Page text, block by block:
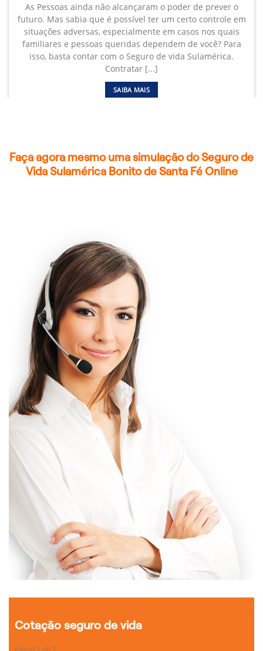
As Pessoas ainda não alcançaram o poder de prever o
futuro. Mas sabia que é possível ter um certo controle em
situações adversas, especialmente em casos nos quais
familiares e pessoas queridas dependem de você? Para
isso, basta contar com o Seguro de vida Sulamérica.
Contratar [...]
SAIBA MAIS
Faça agora mesmo uma simulação do Seguro de
Vida Sulamérica Bonito de Santa Fé Online
Cotação seguro de vida
Passo 1 de 2